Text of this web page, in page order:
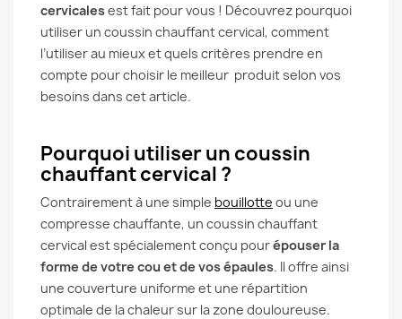
cervicalesest fait pour vous ! Découvrez pourquoi
utiliser un coussin chauffant cervical, comment
l’utiliser au mieux et quels critères prendre en
compte pour choisir le meilleur produit selon vos
besoins dans cet article.
Pourquoi utiliser un coussin
chauffant cervical ?
Contrairement à une simple bouillotte ou une
compresse chauffante, un coussin chauffant
cervical est spécialement conçu pourépouser la
forme de votre cou et de vos épaules. Il offre ainsi
une couverture uniforme et une répartition
optimale de la chaleur sur la zone douloureuse.